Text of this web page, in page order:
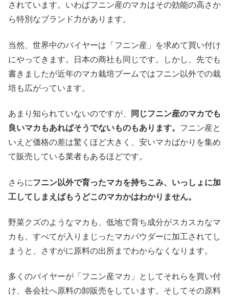
されています。いわばフニン産のマカはその効能の高さか
ら特別なブランド力があります。
当然、世界中のバイヤーは「フニン産」を求めて買い付け
にやってきます。日本の商社も同じです。しかし、先でも
書きましたが近年のマカ栽培ブームではフニン以外での栽
培も広がっています。
あまり知られていないのですが、
同じフニン産のマカでも
良いマカもあればそうでないものもあります。 フニン産と
いえど価格の差は驚くほど大きく、安いマカばかりを集め
て販売している業者もあるほどです。
さらにフニン以外で育ったマカを持ちこみ、いっしょに加
工してしまえばもうどこのマカかはわかりません。
野菜クズのようなマカも、低地で育ち成分がスカスカなマ
カも、すべてが入りまじったマカパウダーに加工されてし
まうと、さすがに原料の出所までわからなくなります。
多くのバイヤーが「フニン産マカ」としてそれらを買い付
け、各会社へ原料の卸販売をしています。そしてその原料